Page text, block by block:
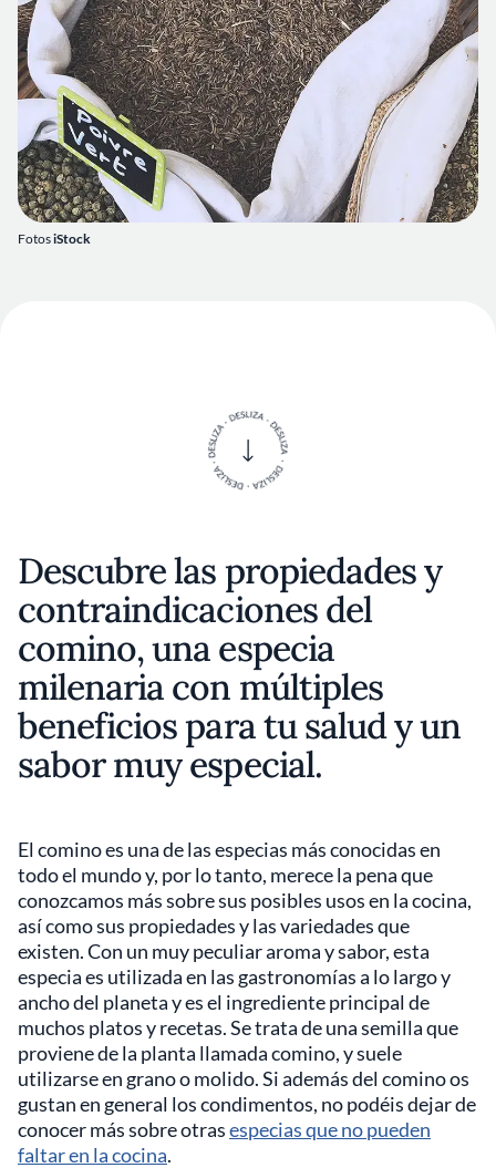
FotosiStock
Descubre las propiedades y
contraindicaciones del
comino, una especia
milenaria con múltiples
beneficios para tu salud y un
sabor muy especial.
El comino es una de las especias más conocidas en
todo el mundo y, por lo tanto, merece la pena que
conozcamos más sobre sus posibles usos en la cocina,
así como sus propiedades y las variedades que
existen. Con un muy peculiar aroma y sabor, esta
especia es utilizada en las gastronomías a lo largo y
ancho del planeta y es el ingrediente principal de
muchos platos y recetas. Se trata de una semilla que
proviene de la planta llamada comino, y suele
utilizarse en grano o molido. Si además del comino os
gustan en general los condimentos, no podéis dejar de
conocer más sobre otrasespecias que no pueden
faltar en la cocina.